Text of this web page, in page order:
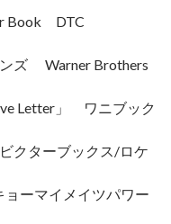
Book DTC
ンズ Warner Brothers
Letter」 ワニブック
クターブックス/ロケ
ョーマイメイツパワー